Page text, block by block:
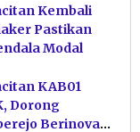
Kembali
Pastikan
Modal
KAB01
Dorong
Berinovasi